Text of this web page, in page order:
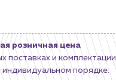
розничная цена
поставках и комплектации
порядке.